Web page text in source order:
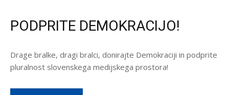
PODPRITE DEMOKRACIJO!
Drage bralke, dragi bralci, donirajte Demokraciji in podprite
pluralnost slovenskega medijskega prostora!